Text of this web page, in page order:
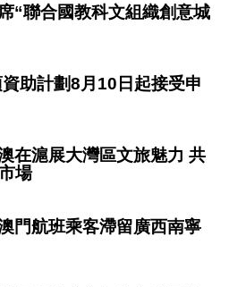
“聯合國教科文組織創意城
助計劃8月10日起接受申
在滬展大灣區文旅魅力 共
場
門航班乘客滯留廣西南寧